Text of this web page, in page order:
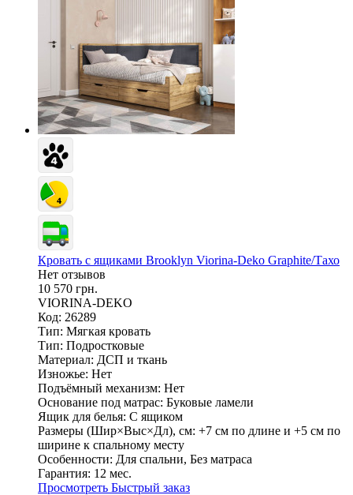
Кровать с ящиками Brooklyn Viorina-Deko Graphite/Тахо
Нет отзывов
10 570 грн.
VIORINA-DEKO
Код: 26289
Тип: Мягкая кровать
Тип: Подростковые
Материал: ДСП и ткань
Изножье: Нет
Подъёмный механизм: Нет
Основание под матрас: Буковые ламели
Ящик для белья: С ящиком
Размеры (Шир×Выс×Дл), см: +7 см по длине и +5 см по
ширине к спальному месту
Особенности: Для спальни, Без матраса
Гарантия: 12 мес.
Просмотреть Быстрый заказ